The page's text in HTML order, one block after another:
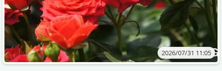
2026/07/31 11:05